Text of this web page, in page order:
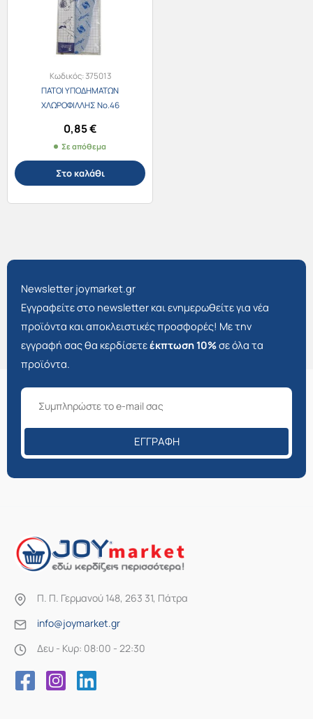
Κωδικός:375013
ΠΑΤΟΙ ΥΠΟΔΗΜΑΤΩΝ
ΧΛΩΡΟΦΙΛΛΗΣ No.46
0,85€
Σε απόθεμα
Στο καλάθι
Newsletter joymarket.gr
Εγγραφείτε στο newsletter και ενημερωθείτε για νέα
προϊόντα και αποκλειστικές προσφορές! Με την
εγγραφή σας θα κερδίσετεέκπτωση 10%σε όλα τα
προϊόντα.
ΕΓΓΡΑΦΉ
Π. Π. Γερμανού 148, 263 31, Πάτρα
info@joymarket.gr
Δευ - Κυρ: 08:00 - 22:30